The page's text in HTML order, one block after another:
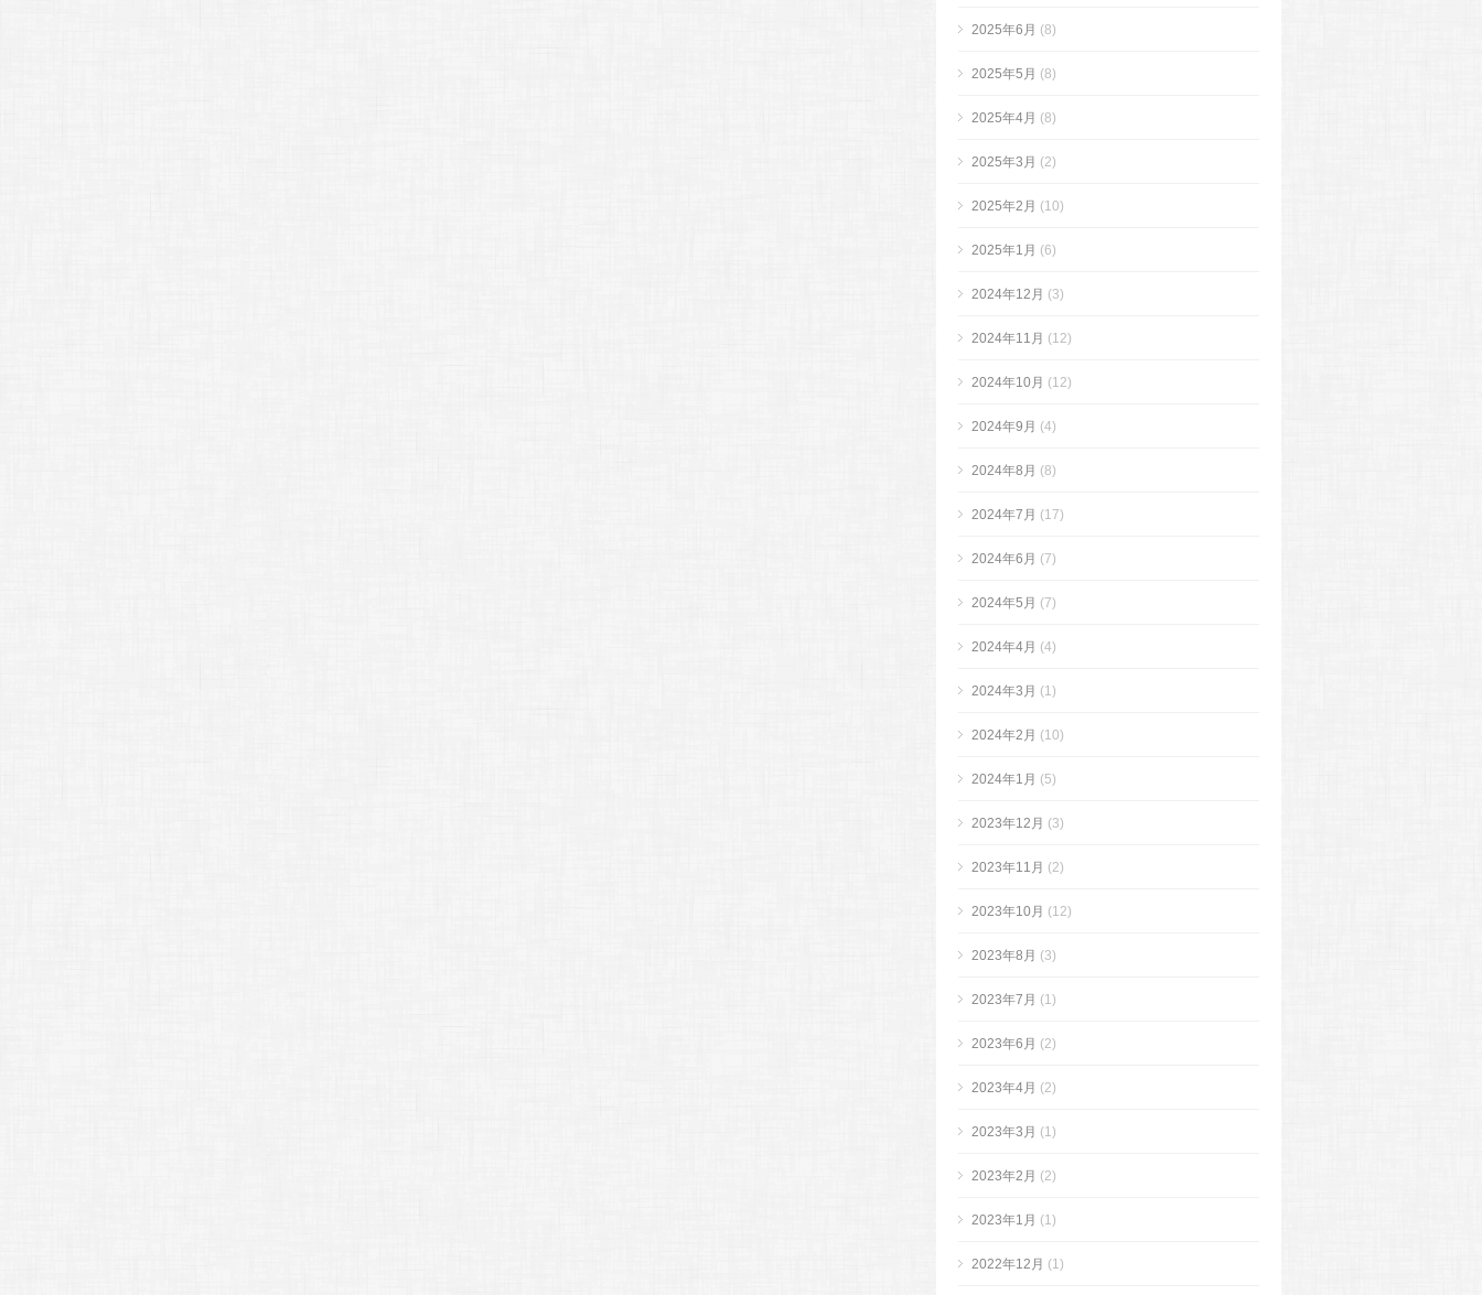
2025年6月 (8)
2025年5月 (8)
2025年4月 (8)
2025年3月 (2)
2025年2月 (10)
2025年1月 (6)
2024年12月 (3)
2024年11月 (12)
2024年10月 (12)
2024年9月 (4)
2024年8月 (8)
2024年7月 (17)
2024年6月 (7)
2024年5月 (7)
2024年4月 (4)
2024年3月 (1)
2024年2月 (10)
2024年1月 (5)
2023年12月 (3)
2023年11月 (2)
2023年10月 (12)
2023年8月 (3)
2023年7月 (1)
2023年6月 (2)
2023年4月 (2)
2023年3月 (1)
2023年2月 (2)
2023年1月 (1)
2022年12月 (1)